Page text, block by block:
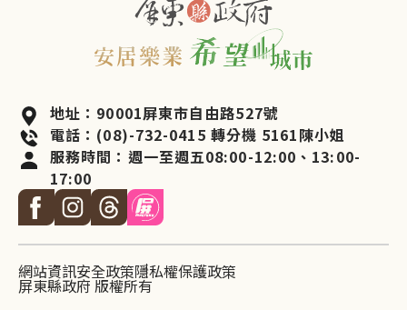
地址：90001屏東市自由路527號
電話：(08)-732-0415 轉分機 5161陳小姐
服務時間：週一至週五08:00-12:00、13:00-
17:00
網站資訊安全政策隱私權保護政策
屏東縣政府 版權所有